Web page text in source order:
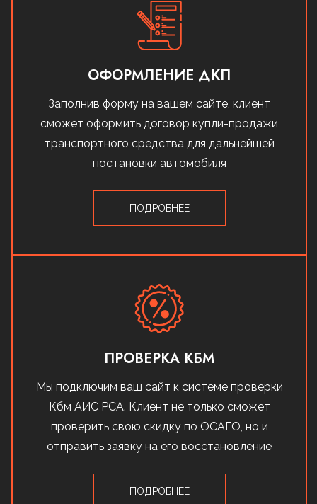
ОФОРМЛЕНИЕ ДКП
Заполнив форму на вашем сайте, клиент
сможет оформить договор купли-продажи
транспортного средства для дальнейшей
постановки автомобиля
ПОДРОБНЕЕ
ПРОВЕРКА КБМ
Мы подключим ваш сайт к системе проверки
Кбм АИС РСА. Клиент не только сможет
проверить свою скидку по ОСАГО, но и
отправить заявку на его восстановление
ПОДРОБНЕЕ